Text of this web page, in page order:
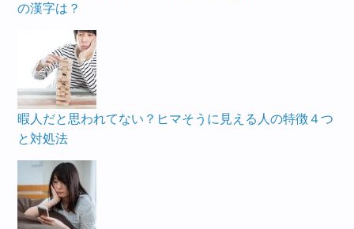
の漢字は？
暇人だと思われてない？ヒマそうに見える人の特徴４つ
と対処法